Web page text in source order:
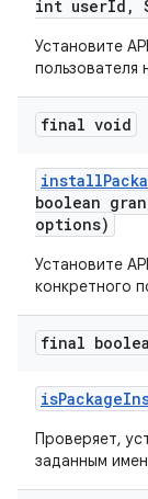
int userId ,
Установите
пользователя
final void
install
boolean
options)
Установите
конкретного
final
isPackage
Проверяет,
заданным